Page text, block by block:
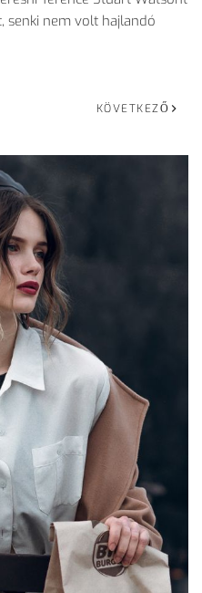
senki nem volt hajlandó
KÖVETKEZŐ